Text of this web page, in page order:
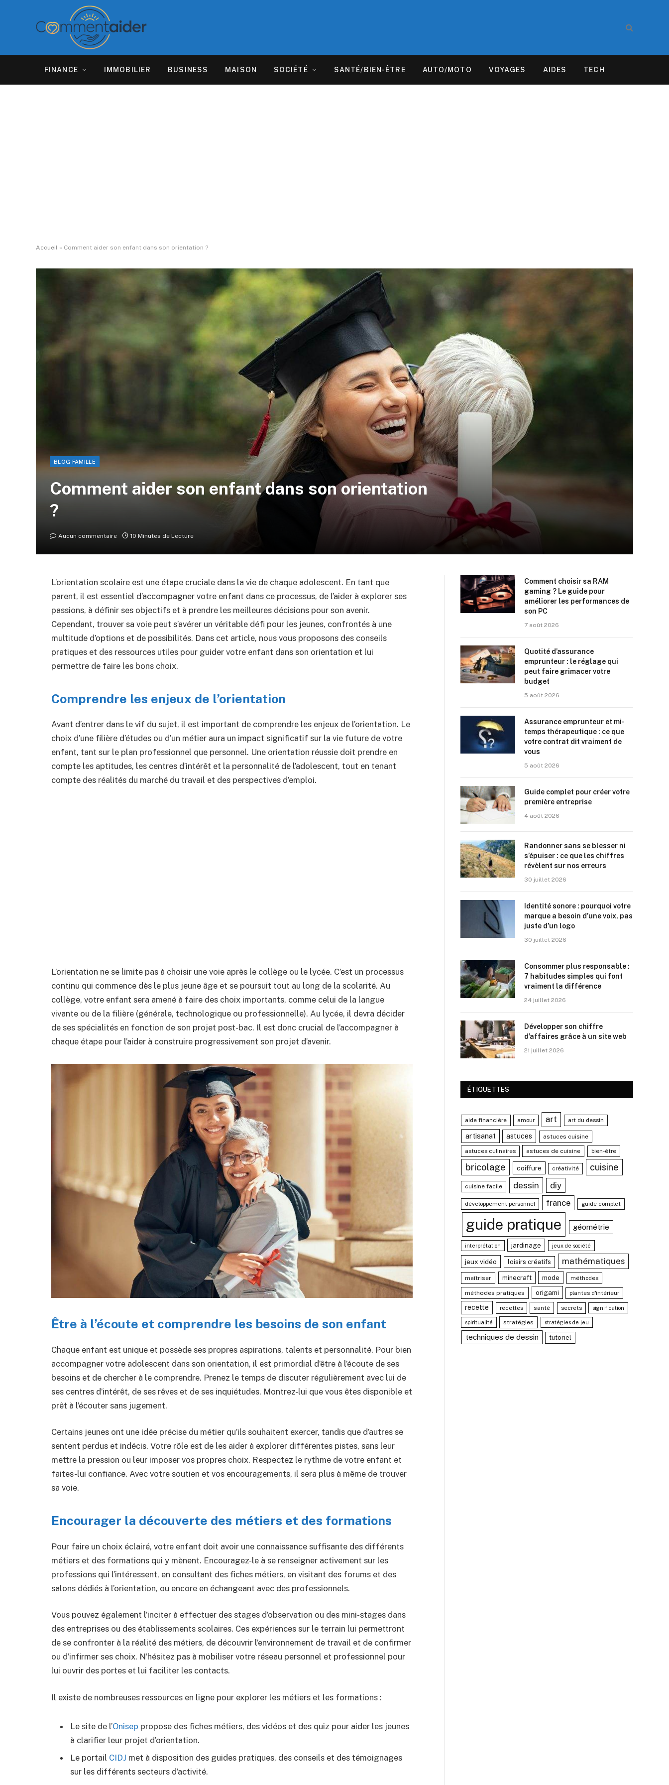
FINANCE IMMOBILIER BUSINESS MAISON SOCIÉTÉ SANTÉ/BIEN-ÊTRE AUTO/MOTO VOYAGES AIDES TECH
Accueil » Comment aider son enfant dans son orientation ?
BLOG FAMILLE
Comment aider son enfant dans son orientation
?
Aucun commentaire 10 Minutes de Lecture
L’orientation scolaire est une étape cruciale dans la vie de chaque adolescent. En tant que
parent, il est essentiel d’accompagner votre enfant dans ce processus, de l’aider à explorer ses
passions, à définir ses objectifs et à prendre les meilleures décisions pour son avenir.
Cependant, trouver sa voie peut s’avérer un véritable défi pour les jeunes, confrontés à une
multitude d’options et de possibilités. Dans cet article, nous vous proposons des conseils
pratiques et des ressources utiles pour guider votre enfant dans son orientation et lui
permettre de faire les bons choix.
Comprendre les enjeux de l’orientation
Avant d’entrer dans le vif du sujet, il est important de comprendre les enjeux de l’orientation. Le
choix d’une filière d’études ou d’un métier aura un impact significatif sur la vie future de votre
enfant, tant sur le plan professionnel que personnel. Une orientation réussie doit prendre en
compte les aptitudes, les centres d’intérêt et la personnalité de l’adolescent, tout en tenant
compte des réalités du marché du travail et des perspectives d’emploi.
L’orientation ne se limite pas à choisir une voie après le collège ou le lycée. C’est un processus
continu qui commence dès le plus jeune âge et se poursuit tout au long de la scolarité. Au
collège, votre enfant sera amené à faire des choix importants, comme celui de la langue
vivante ou de la filière (générale, technologique ou professionnelle). Au lycée, il devra décider
de ses spécialités en fonction de son projet post-bac. Il est donc crucial de l’accompagner à
chaque étape pour l’aider à construire progressivement son projet d’avenir.
Être à l’écoute et comprendre les besoins de son enfant
Chaque enfant est unique et possède ses propres aspirations, talents et personnalité. Pour bien
accompagner votre adolescent dans son orientation, il est primordial d’être à l’écoute de ses
besoins et de chercher à le comprendre. Prenez le temps de discuter régulièrement avec lui de
ses centres d’intérêt, de ses rêves et de ses inquiétudes. Montrez-lui que vous êtes disponible et
prêt à l’écouter sans jugement.
Certains jeunes ont une idée précise du métier qu’ils souhaitent exercer, tandis que d’autres se
sentent perdus et indécis. Votre rôle est de les aider à explorer différentes pistes, sans leur
mettre la pression ou leur imposer vos propres choix. Respectez le rythme de votre enfant et
faites-lui confiance. Avec votre soutien et vos encouragements, il sera plus à même de trouver
sa voie.
Encourager la découverte des métiers et des formations
Pour faire un choix éclairé, votre enfant doit avoir une connaissance suffisante des différents
métiers et des formations qui y mènent. Encouragez-le à se renseigner activement sur les
professions qui l’intéressent, en consultant des fiches métiers, en visitant des forums et des
salons dédiés à l’orientation, ou encore en échangeant avec des professionnels.
Vous pouvez également l’inciter à effectuer des stages d’observation ou des mini-stages dans
des entreprises ou des établissements scolaires. Ces expériences sur le terrain lui permettront
de se confronter à la réalité des métiers, de découvrir l’environnement de travail et de confirmer
ou d’infirmer ses choix. N’hésitez pas à mobiliser votre réseau personnel et professionnel pour
lui ouvrir des portes et lui faciliter les contacts.
Il existe de nombreuses ressources en ligne pour explorer les métiers et les formations :
Le site de l’Onisep propose des fiches métiers, des vidéos et des quiz pour aider les jeunes
à clarifier leur projet d’orientation.
Le portail CIDJ met à disposition des guides pratiques, des conseils et des témoignages
sur les différents secteurs d’activité.
Comment choisir sa RAM
gaming ? Le guide pour
améliorer les performances de
son PC
7 août 2026
Quotité d’assurance
emprunteur : le réglage qui
peut faire grimacer votre
budget
5 août 2026
Assurance emprunteur et mi-
temps thérapeutique : ce que
votre contrat dit vraiment de
vous
5 août 2026
Guide complet pour créer votre
première entreprise
4 août 2026
Randonner sans se blesser ni
s’épuiser : ce que les chiffres
révèlent sur nos erreurs
30 juillet 2026
Identité sonore : pourquoi votre
marque a besoin d’une voix, pas
juste d’un logo
30 juillet 2026
Consommer plus responsable :
7 habitudes simples qui font
vraiment la différence
24 juillet 2026
Développer son chiffre
d’affaires grâce à un site web
21 juillet 2026
ÉTIQUETTES
aide financière amour art art du dessin
artisanat astuces astuces cuisine
astuces culinaires astuces de cuisine bien-être
bricolage coiffure créativité cuisine
cuisine facile dessin diy
développement personnel france guide complet
guide pratique géométrie
interprétation jardinage jeux de société
jeux vidéo loisirs créatifs mathématiques
maîtriser minecraft mode méthodes
méthodes pratiques origami plantes d'intérieur
recette recettes santé secrets signification
spiritualité stratégies stratégies de jeu
techniques de dessin tutoriel